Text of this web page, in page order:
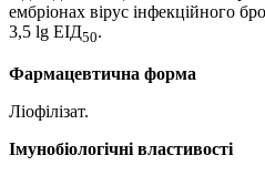
ембріонах вірус інфекційного
3,5 lg ЕIД50.
Фармацевтична форма
Ліофілізат.
Імунобіологічні властивості